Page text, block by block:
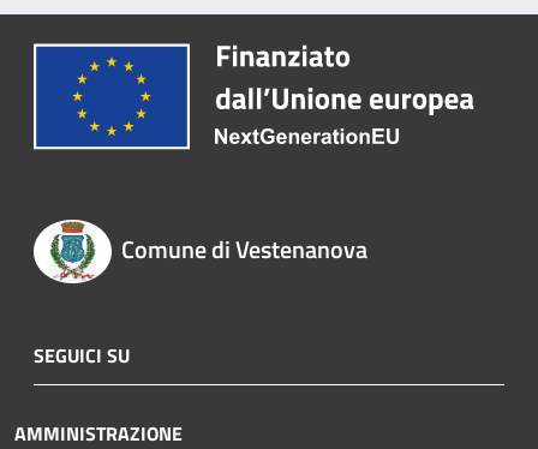
Comune di Vestenanova
SEGUICI SU
AMMINISTRAZIONE